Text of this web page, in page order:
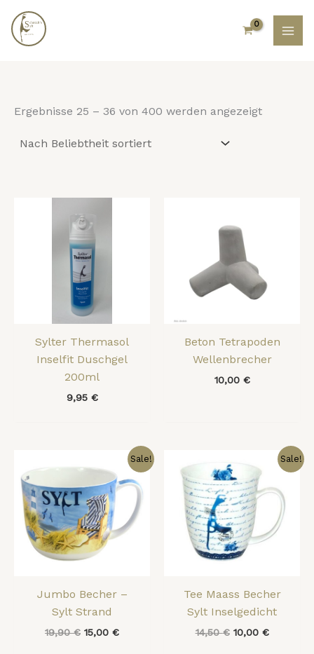
Zum
Inhalt
springen
Ergebnisse 25 – 36 von 400 werden angezeigt
sortiert
Sylter Thermasol
Inselfit Duschgel
200ml
9,95 €
Beton Tetrapoden
Wellenbrecher
10,00 €
Sale!
Jumbo Becher –
Sylt Strand
19,90€
Ursprünglicher
Preis
19,90 €
15,00 €
Aktueller
Preis
ist:
15,00 €.
Sale!
Tee Maass Becher
Sylt Inselgedicht
14,50€
Ursprünglicher
Preis
war:
14,50 €
10,00 €
Aktueller
Preis
10,00 €.